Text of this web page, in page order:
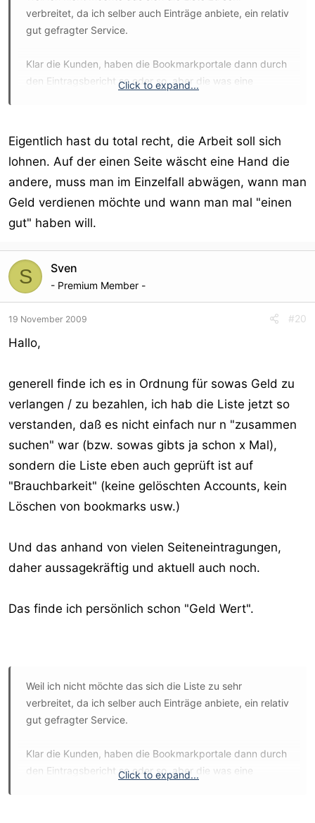
verbreitet, da ich selber auch Einträge anbiete, ein relativ
gut gefragter Service.
Klar die Kunden, haben die Bookmarkportale dann durch
den Eintragsbericht so oder so, aber die was eine
Zum verkauf der Liste:
Auf die Idee bin ich eigentlich nur gekommen, weil mich
vor kurzem jemand fragte ob ich diese Liste verschenken
könnte. Ich schrieb dem Forenmitglied zurück, nein,
verwende und es diese Liste nicht im Netz zu finden gibt.
Ich schrieb zurück, ok, ich geb die die Liste, gegen 50
Euro kannst sie haben, dauerte keine halbe Stunde und
er bestellte die Liste und bezahlte auch sofort.
Siehe da, die Liste gibts jetzt noch zwei mal, dann ist
kleine Version.
Ich teste hin und wieder solche Ideen aus, was da andere
meint er sucht sich meine Produkte im Web selber
zusammen, bitte, hab ich kein Problem damit.
Andere sind dankbar ...
Tricks und Tipps verkauft werden, nur in .de tut sich in
der Richtung nix, vielleicht in Zukunft ein großer Vorteil
Click to expand...
Eigentlich hast du total recht, die Arbeit soll sich
lohnen. Auf der einen Seite wäscht eine Hand die
andere, muss man im Einzelfall abwägen, wann man
Geld verdienen möchte und wann man mal "einen
gut" haben will.
S Sven
- Premium Member -
19 November 2009 #20
Hallo,
generell finde ich es in Ordnung für sowas Geld zu
verlangen / zu bezahlen, ich hab die Liste jetzt so
verstanden, daß es nicht einfach nur n "zusammen
suchen" war (bzw. sowas gibts ja schon x Mal),
sondern die Liste eben auch geprüft ist auf
"Brauchbarkeit" (keine gelöschten Accounts, kein
Löschen von bookmarks usw.)
Und das anhand von vielen Seiteneintragungen,
daher aussagekräftig und aktuell auch noch.
Das finde ich persönlich schon "Geld Wert".
Weil ich nicht möchte das sich die Liste zu sehr
verbreitet, da ich selber auch Einträge anbiete, ein relativ
gut gefragter Service.
Klar die Kunden, haben die Bookmarkportale dann durch
den Eintragsbericht so oder so, aber die was eine
Click to expand...